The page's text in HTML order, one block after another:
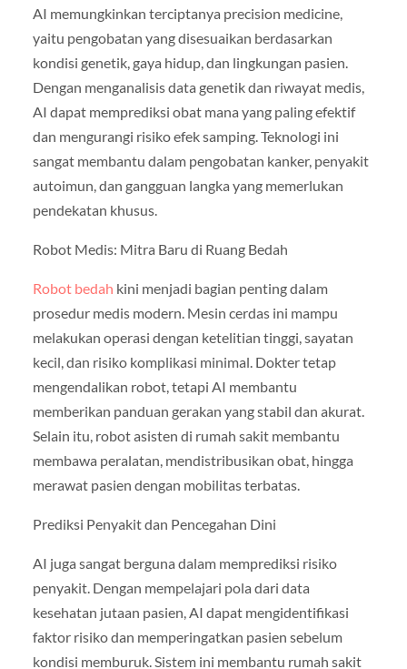
AI memungkinkan terciptanya precision medicine,
yaitu pengobatan yang disesuaikan berdasarkan
kondisi genetik, gaya hidup, dan lingkungan pasien.
Dengan menganalisis data genetik dan riwayat medis,
AI dapat memprediksi obat mana yang paling efektif
dan mengurangi risiko efek samping. Teknologi ini
sangat membantu dalam pengobatan kanker, penyakit
autoimun, dan gangguan langka yang memerlukan
pendekatan khusus.
Robot Medis: Mitra Baru di Ruang Bedah
Robot bedah kini menjadi bagian penting dalam
prosedur medis modern. Mesin cerdas ini mampu
melakukan operasi dengan ketelitian tinggi, sayatan
kecil, dan risiko komplikasi minimal. Dokter tetap
mengendalikan robot, tetapi AI membantu
memberikan panduan gerakan yang stabil dan akurat.
Selain itu, robot asisten di rumah sakit membantu
membawa peralatan, mendistribusikan obat, hingga
merawat pasien dengan mobilitas terbatas.
Prediksi Penyakit dan Pencegahan Dini
AI juga sangat berguna dalam memprediksi risiko
penyakit. Dengan mempelajari pola dari data
kesehatan jutaan pasien, AI dapat mengidentifikasi
faktor risiko dan memperingatkan pasien sebelum
kondisi memburuk. Sistem ini membantu rumah sakit